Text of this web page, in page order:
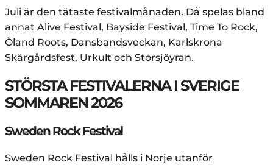
Juli är den tätaste festivalmånaden. Då spelas bland
annat Alive Festival, Bayside Festival, Time To Rock,
Öland Roots, Dansbandsveckan, Karlskrona
Skärgårdsfest, Urkult och Storsjöyran.
STÖRSTA FESTIVALERNA I SVERIGE
SOMMAREN 2026
Sweden Rock Festival
Sweden Rock Festival hålls i Norje utanför